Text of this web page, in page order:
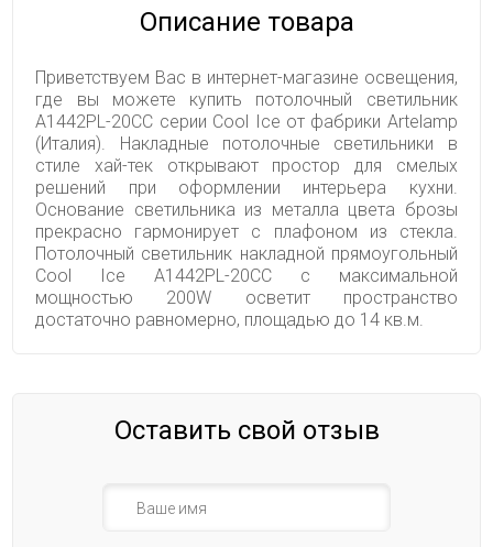
Описание товара
Приветствуем Вас в интернет-магазине освещения,
где вы можете купить потолочный светильник
A1442PL-20CC серии Cool Ice от фабрики Artelamp
(Италия). Накладные потолочные светильники в
стиле хай-тек открывают простор для смелых
решений при оформлении интерьера кухни.
Основание светильника из металла цвета брозы
прекрасно гармонирует с плафоном из стекла.
Потолочный светильник накладной прямоугольный
Cool Ice A1442PL-20CC с максимальной
мощностью 200W осветит пространство
достаточно равномерно, площадью до 14 кв.м.
Оставить свой отзыв